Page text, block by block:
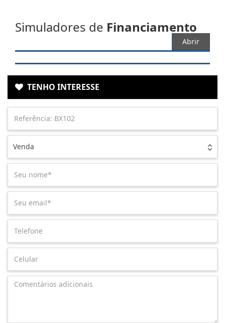
Simuladores de Financiamento
Abrir
TENHO INTERESSE
Venda